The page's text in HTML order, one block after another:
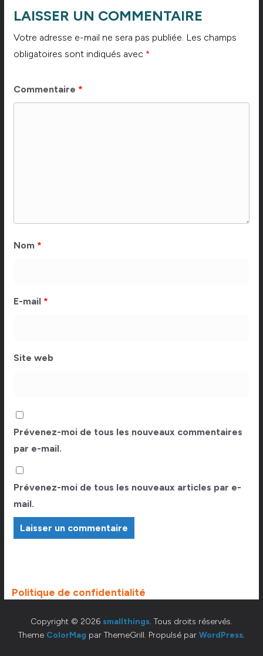
LAISSER UN COMMENTAIRE
Votre adresse e-mail ne sera pas publiée. Les champs
obligatoires sont indiqués avec *
Commentaire *
Nom *
E-mail *
Site web
Prévenez-moi de tous les nouveaux commentaires
par e-mail.
Prévenez-moi de tous les nouveaux articles par e-
mail.
Politique de confidentialité
Copyright © 2026 smallthings. Tous droits réservés.
Theme ColorMag par ThemeGrill. Propulsé par WordPress.